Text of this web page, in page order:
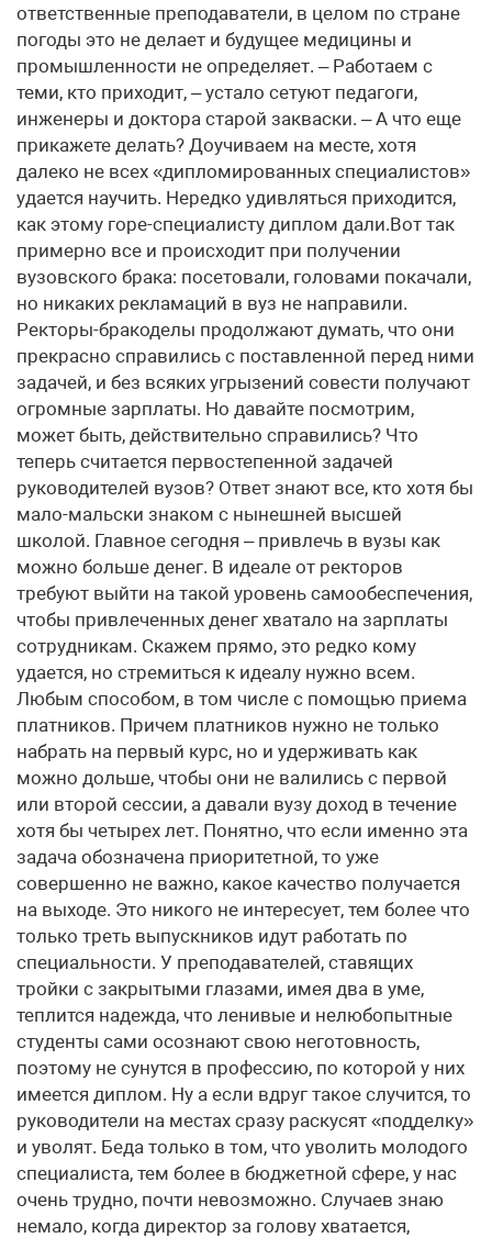
ответственные преподаватели, в целом по стране
погоды это не делает и будущее медицины и
промышленности не определяет. – Работаем с
теми, кто приходит, – устало сетуют педагоги,
инженеры и доктора старой закваски. – А что еще
прикажете делать? Доучиваем на месте, хотя
далеко не всех «дипломированных специалистов»
удается научить. Нередко удивляться приходится,
как этому горе-специалисту диплом дали.Вот так
примерно все и происходит при получении
вузовского брака: посетовали, головами покачали,
но никаких рекламаций в вуз не направили.
Ректоры-бракоделы продолжают думать, что они
прекрасно справились с поставленной перед ними
задачей, и без всяких угрызений совести получают
огромные зарплаты. Но давайте посмотрим,
может быть, действительно справились? Что
теперь считается первостепенной задачей
руководителей вузов? Ответ знают все, кто хотя бы
мало-мальски знаком с нынешней высшей
школой. Главное сегодня – привлечь в вузы как
можно больше денег. В идеале от ректоров
требуют выйти на такой уровень самообеспечения,
чтобы привлеченных денег хватало на зарплаты
сотрудникам. Скажем прямо, это редко кому
удается, но стремиться к идеалу нужно всем.
Любым способом, в том числе с помощью приема
платников. Причем платников нужно не только
набрать на первый курс, но и удерживать как
можно дольше, чтобы они не валились с первой
или второй сессии, а давали вузу доход в течение
хотя бы четырех лет. Понятно, что если именно эта
задача обозначена приоритетной, то уже
совершенно не важно, какое качество получается
на выходе. Это никого не интересует, тем более что
только треть выпускников идут работать по
специальности. У преподавателей, ставящих
тройки с закрытыми глазами, имея два в уме,
теплится надежда, что ленивые и нелюбопытные
студенты сами осознают свою неготовность,
поэтому не сунутся в профессию, по которой у них
имеется диплом. Ну а если вдруг такое случится, то
руководители на местах сразу раскусят «подделку»
и уволят. Беда только в том, что уволить молодого
специалиста, тем более в бюджетной сфере, у нас
очень трудно, почти невозможно. Случаев знаю
немало, когда директор за голову хватается,